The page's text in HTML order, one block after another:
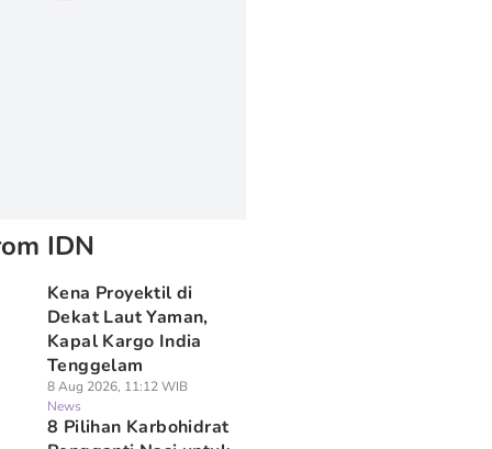
IDN
Kena Proyektil di
Dekat Laut Yaman,
Kapal Kargo India
Tenggelam
8 Aug 2026, 11:12 WIB
News
8 Pilihan Karbohidrat